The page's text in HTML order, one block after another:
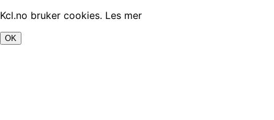
Kcl.no bruker cookies. Les mer
OK